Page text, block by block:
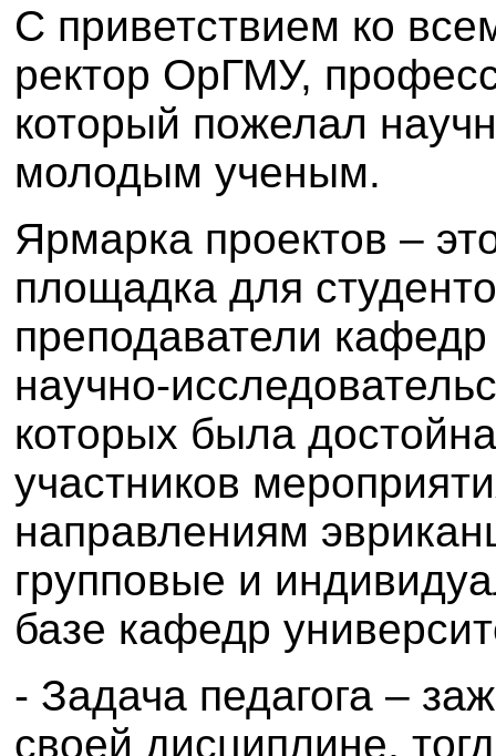
С приветствием ко
ректор ОрГМУ,
который пожелал
молодым ученым.
Ярмарка проектов –
площадка для
преподаватели
научно-
которых была
участников
направлениям
групповые и
базе кафедр
- Задача педагога –
своей дисциплине,